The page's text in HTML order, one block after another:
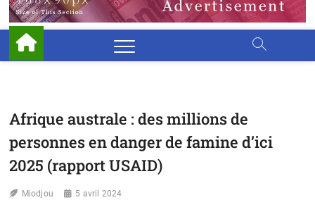
Afrique australe : des millions de
personnes en danger de famine d’ici
2025 (rapport USAID)
Miodjou 5 avril 2024